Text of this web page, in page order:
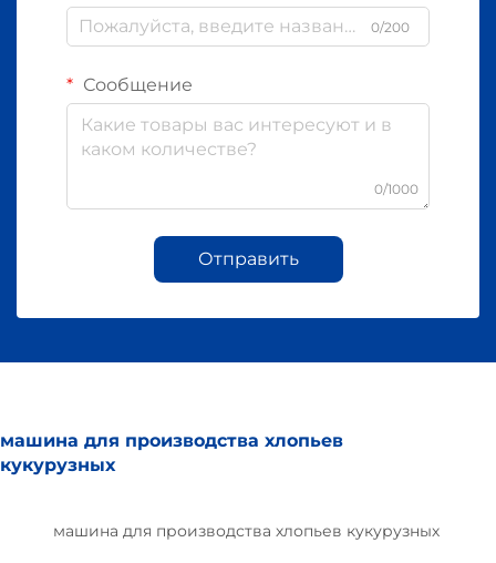
0/200
Сообщение
0/1000
Отправить
машина для производства хлопьев
кукурузных
машина для производства хлопьев кукурузных